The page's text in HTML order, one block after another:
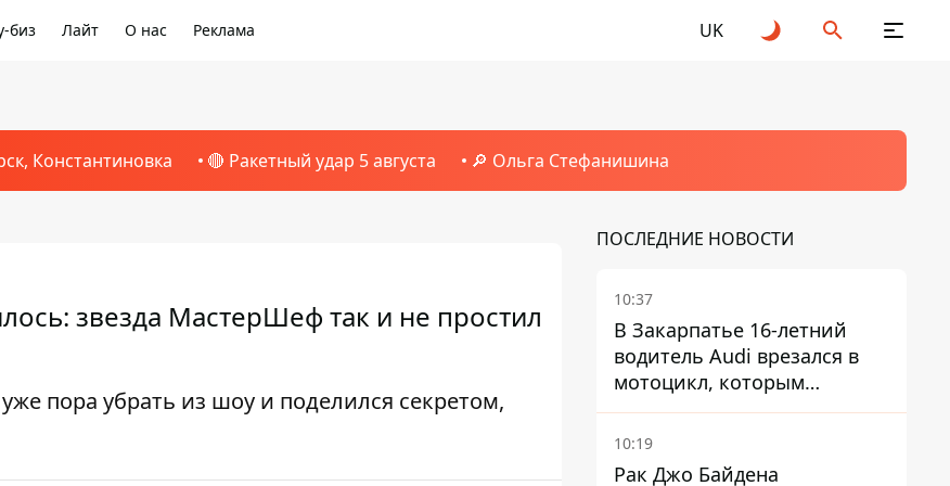
биз Лайт О нас Реклама UK
Константиновка 🔴 Ракетный удар 5 августа 🔎 Ольга Стефанишина
звезда МастерШеф так и не простил
пора убрать из шоу и поделился секретом,
ПОСЛЕДНИЕ НОВОСТИ
10:37
В Закарпатье 16-летний
водитель Audi врезался в
мотоцикл, которым
управлял 10-летний
мальчик
10:19
Рак Джо Байдена